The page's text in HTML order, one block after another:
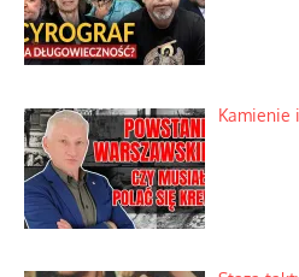
Kamienie